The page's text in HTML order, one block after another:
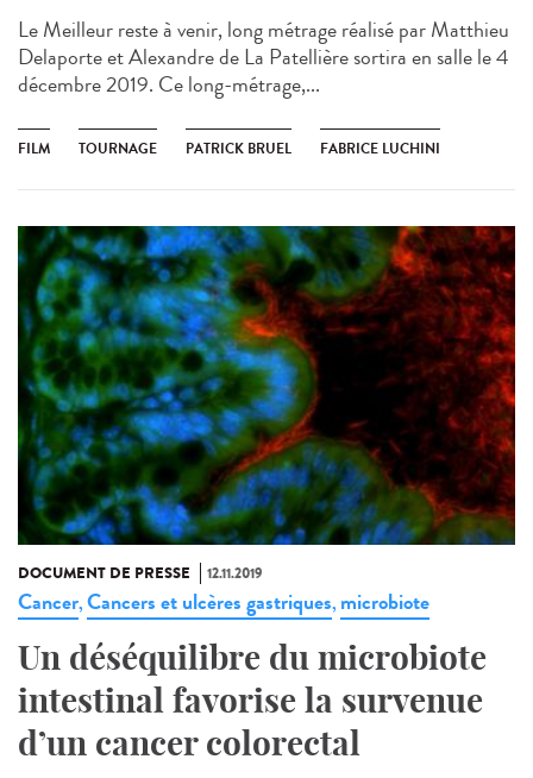
Le Meilleur reste à venir, long métrage réalisé par Matthieu
Delaporte et Alexandre de La Patellière sortira en salle le 4
décembre 2019. Ce long-métrage,...
FILM TOURNAGE PATRICK BRUEL FABRICE LUCHINI
DOCUMENT DE PRESSE 12.11.2019
Cancer,Cancers et ulcères gastriques, microbiote
Un déséquilibre du microbiote
intestinal favorise la survenue
d’un cancer colorectal